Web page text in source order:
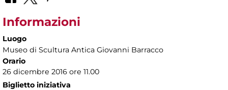
Informazioni
Luogo
Museo di Scultura Antica Giovanni Barracco
Orario
26 dicembre 2016 ore 11.00
Biglietto iniziativa